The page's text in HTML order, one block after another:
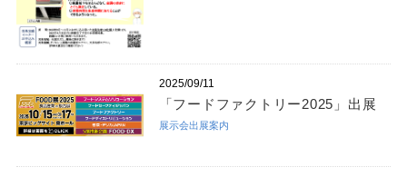
2025/09/11
「フードファクトリー2025」出展
展示会出展案内